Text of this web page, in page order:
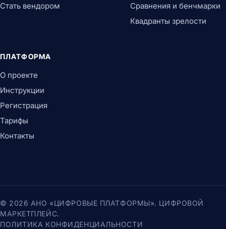
Стать вендором
Сравнения и бенчмарки
Квадранты зрелости
ПЛАТФОРМА
О проекте
Инструкции
Регистрация
Тарифы
Контакты
© 2026 АНО «ЦИФРОВЫЕ ПЛАТФОРМЫ». ЦИФРОВОЙ
МАРКЕТПЛЕЙС.
ПОЛИТИКА КОНФИДЕНЦИАЛЬНОСТИ